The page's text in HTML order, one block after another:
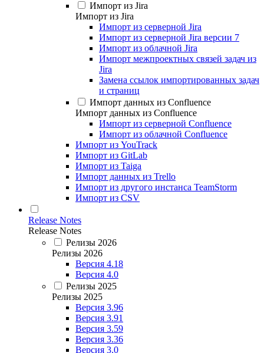
Импорт из Jira
Импорт из Jira
Импорт из серверной Jira
Импорт из серверной Jira версии 7
Импорт из облачной Jira
Импорт межпроектных связей задач из
Jira
Замена ссылок импортированных задач
и страниц
Импорт данных из Confluence
Импорт данных из Confluence
Импорт из серверной Confluence
Импорт из облачной Confluence
Импорт из YouTrack
Импорт из GitLab
Импорт из Taiga
Импорт данных из Trello
Импорт из другого инстанса TeamStorm
Импорт из CSV
Release Notes
Release Notes
Релизы 2026
Релизы 2026
Версия 4.18
Версия 4.0
Релизы 2025
Релизы 2025
Версия 3.96
Версия 3.91
Версия 3.59
Версия 3.36
Версия 3.0